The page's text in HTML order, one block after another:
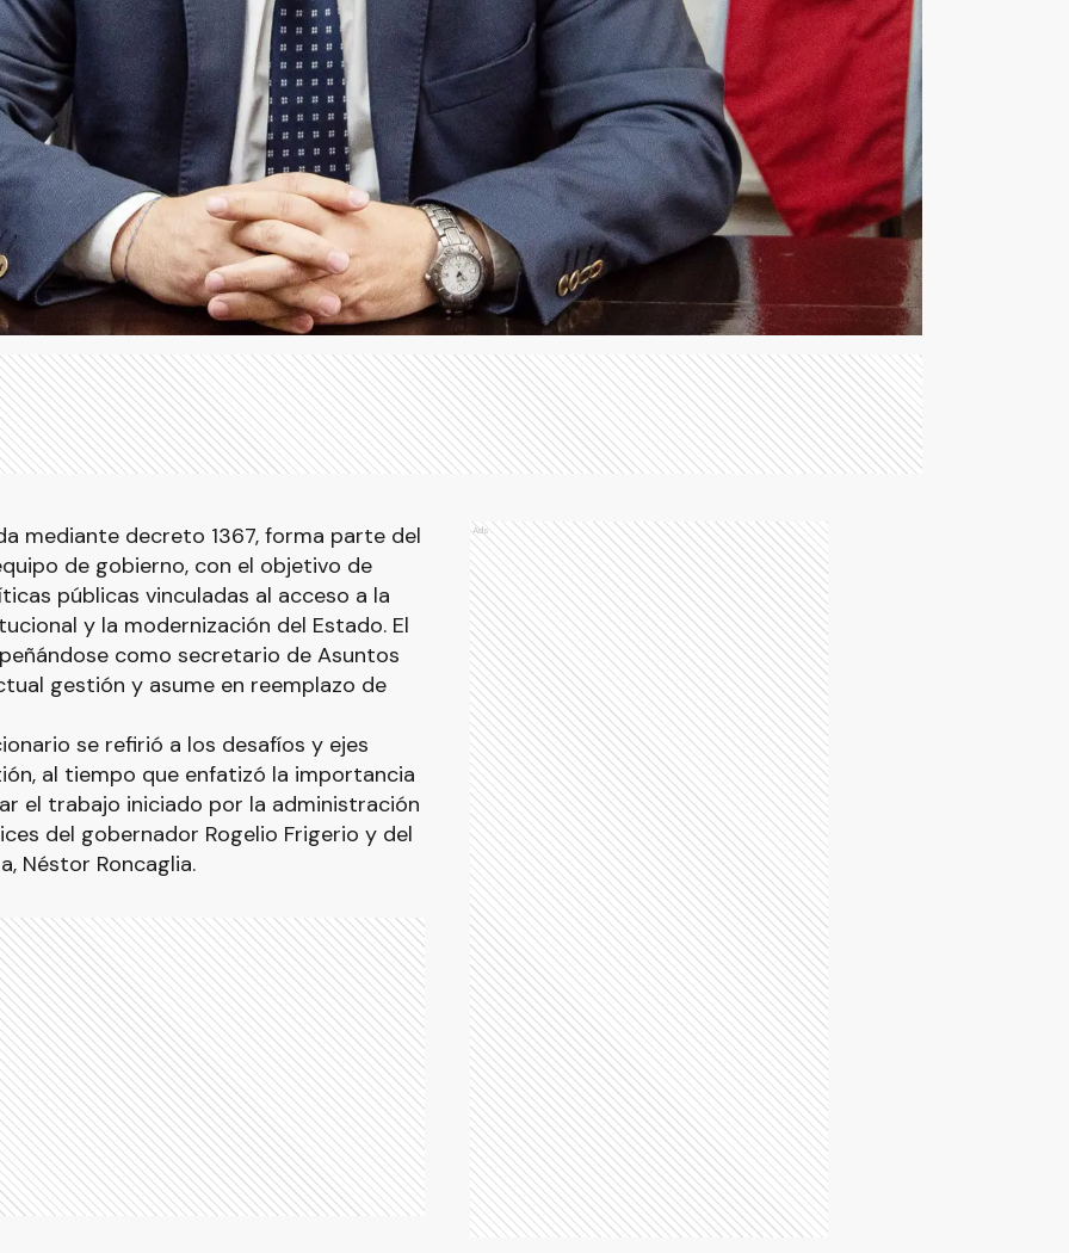
mediante decreto 1367, forma parte del
de gobierno, con el objetivo de
públicas vinculadas al acceso a la
y la modernización del Estado. El
como secretario de Asuntos
gestión y asume en reemplazo de
se refirió a los desafíos y ejes
al tiempo que enfatizó la importancia
el trabajo iniciado por la administración
del gobernador Rogelio Frigerio y del
Néstor Roncaglia.
Ads